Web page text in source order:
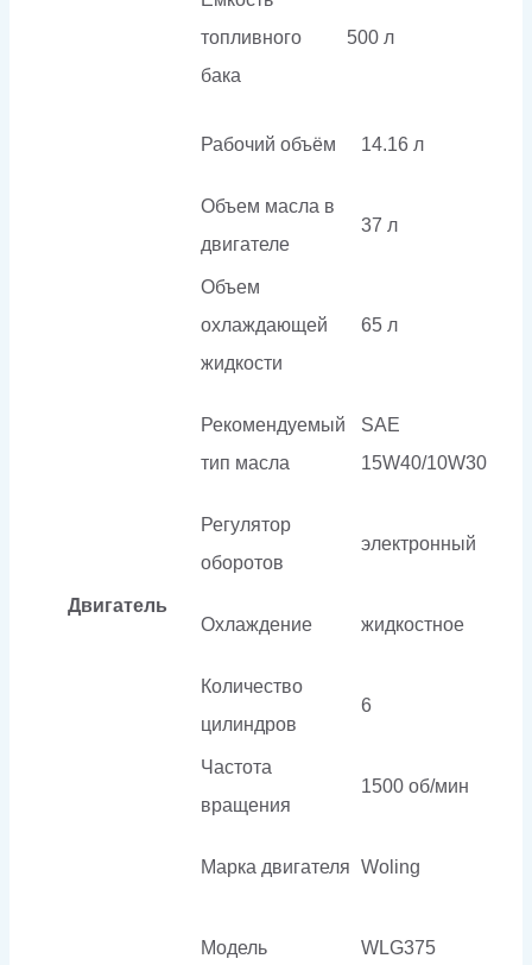
топливного
бака
500 л
Двигатель
Рабочий объём 14.16 л
Объем масла в
двигателе
37 л
Объем
охлаждающей
жидкости
65 л
Рекомендуемый
тип масла
SAE
15W40/10W30
Регулятор
оборотов
электронный
Охлаждение жидкостное
Количество
цилиндров
6
Частота
вращения
1500 об/мин
Марка двигателя Woling
Модель WLG375